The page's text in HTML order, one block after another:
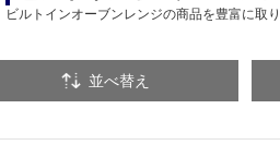
ビルトインオーブンレンジの商品を豊富に取
並べ替え